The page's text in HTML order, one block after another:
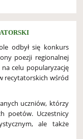
odbył się konkurs
poezji regionalnej
na celu popularyzację
recytatorskich wśród
uczniów, którzy
poetów. Uczestnicy
ale także